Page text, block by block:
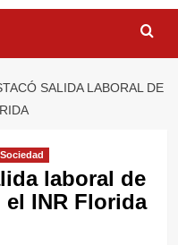
SALIDA LABORAL DE
Sociedad
laboral de
INR Florida